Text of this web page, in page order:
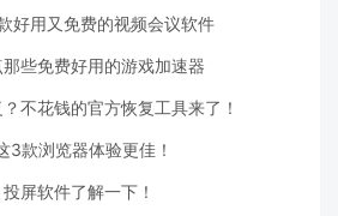
好用又免费的视频会议软件
些免费好用的游戏加速器
不花钱的官方恢复工具来了！
3款浏览器体验更佳！
屏软件了解一下！